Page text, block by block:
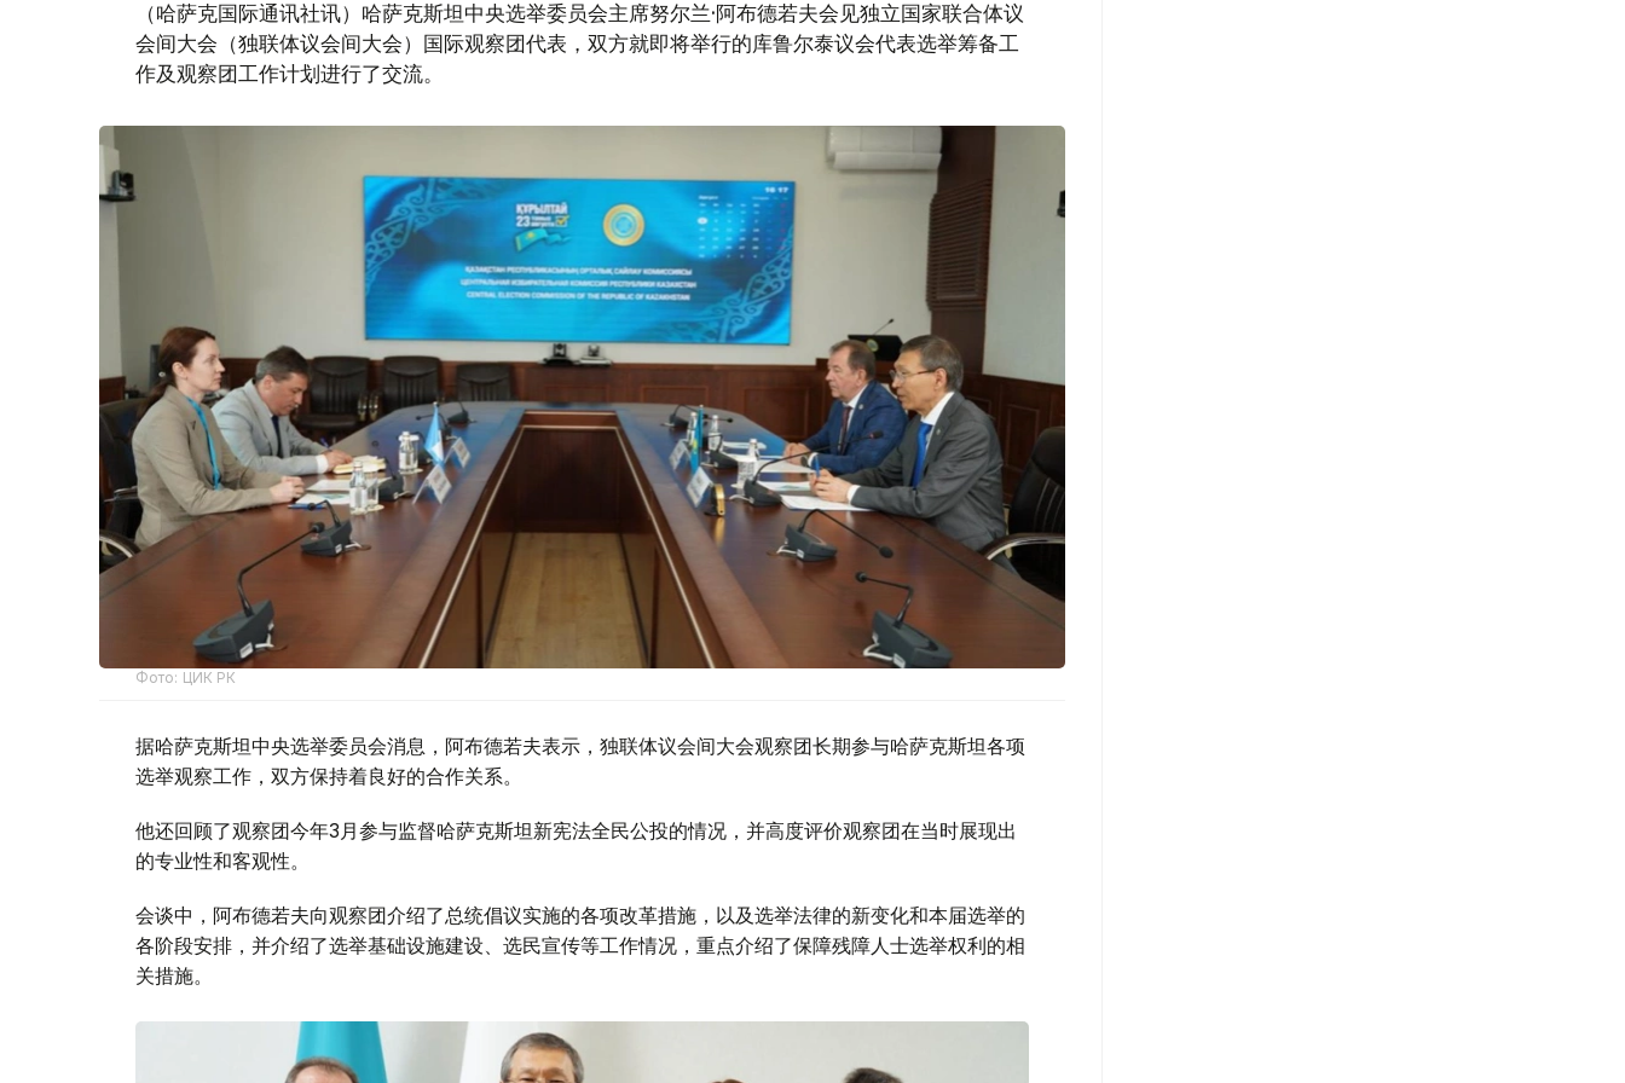
（哈萨克国际通讯社讯）哈萨克斯坦中央选举委员会主席努尔兰·阿布德若夫会见独立国家联合体议
会间大会（独联体议会间大会）国际观察团代表，双方就即将举行的库鲁尔泰议会代表选举筹备工
作及观察团工作计划进行了交流。
Фото: ЦИК РК
据哈萨克斯坦中央选举委员会消息，阿布德若夫表示，独联体议会间大会观察团长期参与哈萨克斯坦各项
选举观察工作，双方保持着良好的合作关系。
他还回顾了观察团今年3月参与监督哈萨克斯坦新宪法全民公投的情况，并高度评价观察团在当时展现出
的专业性和客观性。
会谈中，阿布德若夫向观察团介绍了总统倡议实施的各项改革措施，以及选举法律的新变化和本届选举的
各阶段安排，并介绍了选举基础设施建设、选民宣传等工作情况，重点介绍了保障残障人士选举权利的相
关措施。